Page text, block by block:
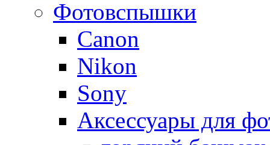
Фотовспышки
Canon
Nikon
Sony
Аксессуары для